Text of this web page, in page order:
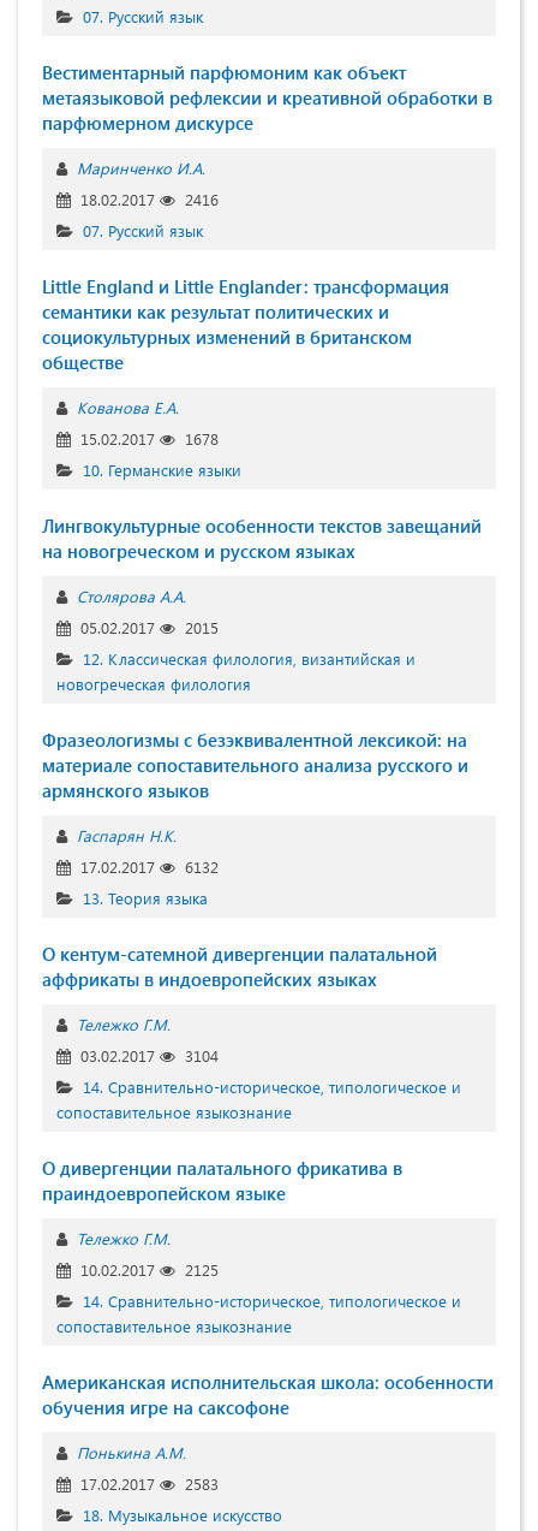
07. Русский язык
Вестиментарный парфюмоним как объект
метаязыковой рефлексии и креативной обработки в
парфюмерном дискурсе
Маринченко И.А.
18.02.2017
2416
07. Русский язык
Little England и Little Englander: трансформация
семантики как результат политических и
социокультурных изменений в британском
обществе
Кованова Е.А.
15.02.2017
1678
10. Германские языки
Лингвокультурные особенности текстов завещаний
на новогреческом и русском языках
Столярова А.А.
05.02.2017
2015
12. Классическая филология, византийская и
новогреческая филология
Фразеологизмы с безэквивалентной лексикой: на
материале сопоставительного анализа русского и
армянского языков
Гаспарян Н.К.
17.02.2017
6132
13. Теория языка
О кентум-сатемной дивергенции палатальной
аффрикаты в индоевропейских языках
Тележко Г.М.
03.02.2017
3104
14. Сравнительно-историческое, типологическое и
сопоставительное языкознание
О дивергенции палатального фрикатива в
праиндоевропейском языке
Тележко Г.М.
10.02.2017
2125
14. Сравнительно-историческое, типологическое и
сопоставительное языкознание
Американская исполнительская школа: особенности
обучения игре на саксофоне
Понькина А.М.
17.02.2017
2583
18. Музыкальное искусство